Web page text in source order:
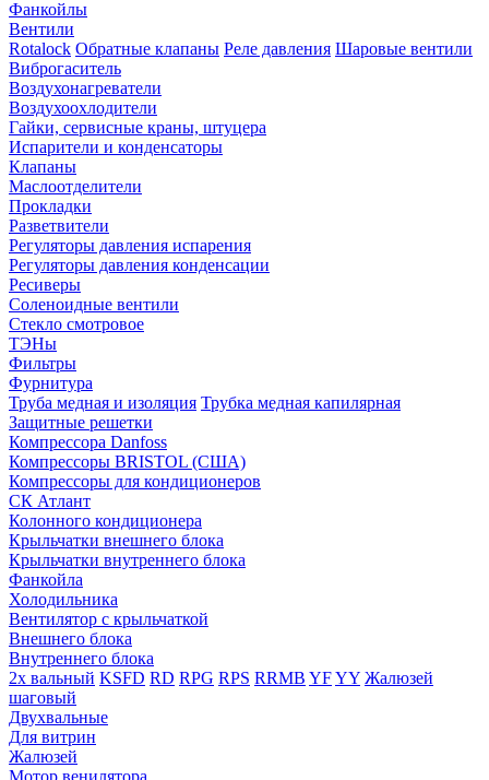
Фанкойлы
Вентили
Rotalock Обратные клапаны Реле давления Шаровые вентили
Виброгаситель
Воздухонагреватели
Воздухоохлодители
Гайки, сервисные краны, штуцера
Испарители и конденсаторы
Клапаны
Маслоотделители
Прокладки
Разветвители
Регуляторы давления испарения
Регуляторы давления конденсации
Ресиверы
Соленоидные вентили
Стекло смотровое
ТЭНы
Фильтры
Фурнитура
Труба медная и изоляция Трубка медная капилярная
Защитные решетки
Компрессора Danfoss
Компрессоры BRISTOL (США)
Компрессоры для кондиционеров
СК Атлант
Колонного кондиционера
Крыльчатки внешнего блока
Крыльчатки внутреннего блока
Фанкойла
Холодильника
Вентилятор с крыльчаткой
Внешнего блока
Внутреннего блока
2х вальный KSFD RD RPG RPS RRMB YFYY Жалюзей
шаговый
Двухвальные
Для витрин
Жалюзей
Мотор венилятора